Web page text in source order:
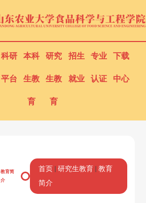
科研
平台
本科
生教
育
研究
生教
育
招生
就业
专业
认证
下载
中心
教育简
介
首页 研究生教育
教育
简介